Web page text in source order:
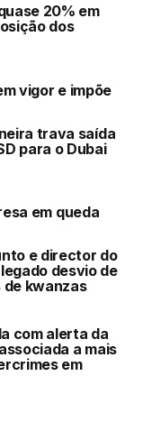
20% em
dos
vigor e impõe
trava saída
para o Dubai
em queda
e director do
desvio de
de kwanzas
com alerta da
a mais
em